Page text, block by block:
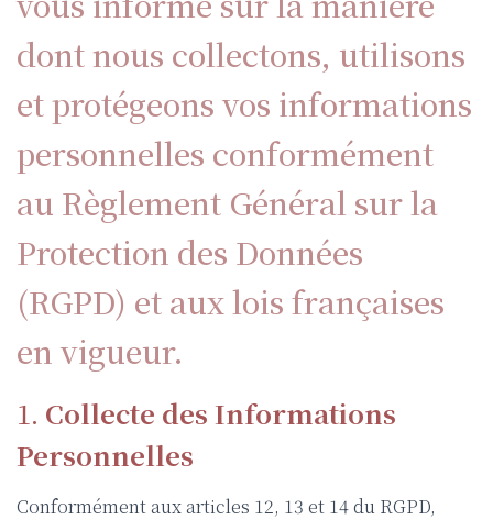
dont nous collectons, utilisons
et protégeons vos informations
personnelles conformément
au Règlement Général sur la
Protection des Données
(RGPD) et aux lois françaises
en vigueur.
1. Collecte des Informations
Personnelles
Conformément aux articles 12, 13 et 14 du RGPD,